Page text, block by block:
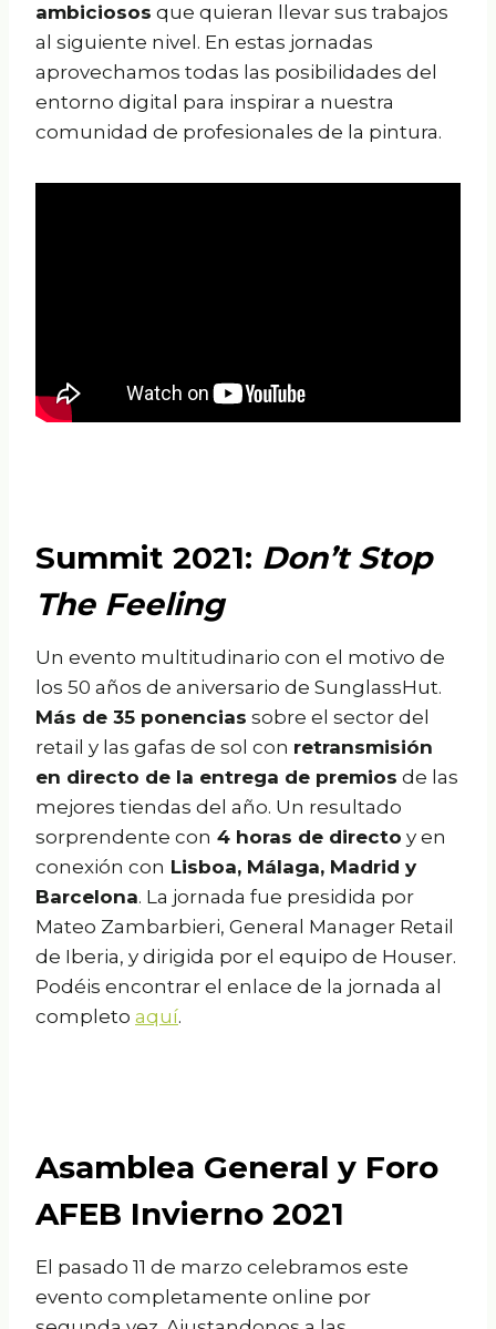
ambiciosos que quieran llevar sus trabajos
al siguiente nivel. En estas jornadas
aprovechamos todas las posibilidades del
entorno digital para inspirar a nuestra
comunidad de profesionales de la pintura.
Summit 2021: Don’t Stop
The Feeling
Un evento multitudinario con el motivo de
los 50 años de aniversario de SunglassHut.
Más de 35 ponencias sobre el sector del
retail y las gafas de sol con retransmisión
en directo de la entrega de premios de las
mejores tiendas del año. Un resultado
sorprendente con 4 horas de directo y en
conexión con Lisboa, Málaga, Madrid y
Barcelona. La jornada fue presidida por
Mateo Zambarbieri, General Manager Retail
de Iberia, y dirigida por el equipo de Houser.
Podéis encontrar el enlace de la jornada al
completo aquí.
Asamblea General y Foro
AFEB Invierno 2021
El pasado 11 de marzo celebramos este
evento completamente online por